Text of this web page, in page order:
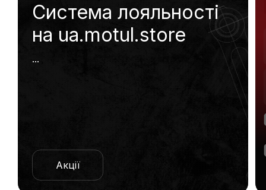
Система лояльності
на ua.motul.store
...
Акції